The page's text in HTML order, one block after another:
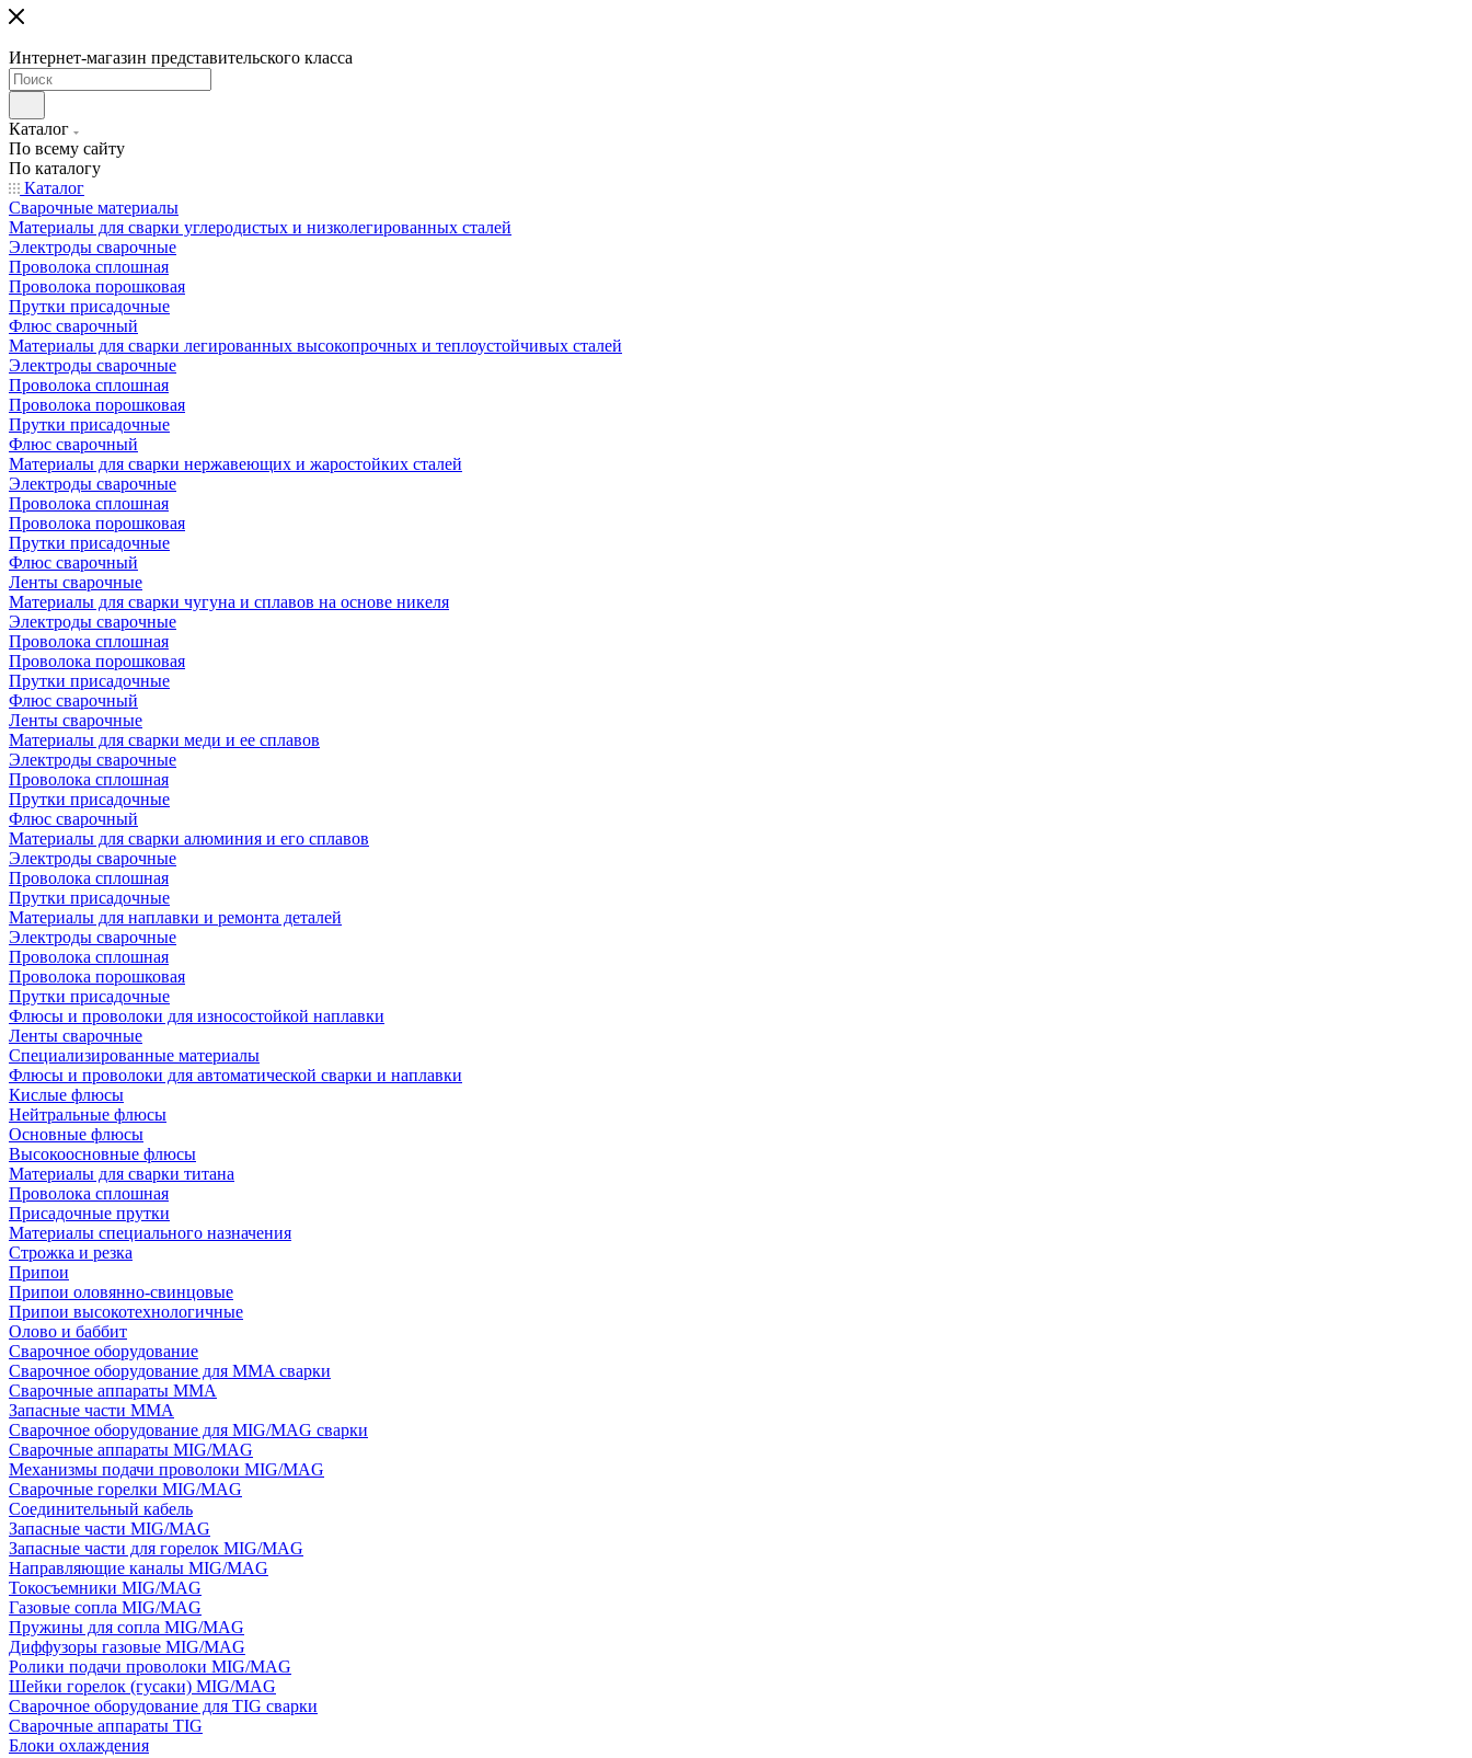
Интернет-магазин представительского класса
Каталог
По всему сайту
По каталогу
Каталог
Сварочные материалы
Материалы для сварки углеродистых и низколегированных сталей
Электроды сварочные
Проволока сплошная
Проволока порошковая
Прутки присадочные
Флюс сварочный
Материалы для сварки легированных высокопрочных и теплоустойчивых сталей
Электроды сварочные
Проволока сплошная
Проволока порошковая
Прутки присадочные
Флюс сварочный
Материалы для сварки нержавеющих и жаростойких сталей
Электроды сварочные
Проволока сплошная
Проволока порошковая
Прутки присадочные
Флюс сварочный
Ленты сварочные
Материалы для сварки чугуна и сплавов на основе никеля
Электроды сварочные
Проволока сплошная
Проволока порошковая
Прутки присадочные
Флюс сварочный
Ленты сварочные
Материалы для сварки меди и ее сплавов
Электроды сварочные
Проволока сплошная
Прутки присадочные
Флюс сварочный
Материалы для сварки алюминия и его сплавов
Электроды сварочные
Проволока сплошная
Прутки присадочные
Материалы для наплавки и ремонта деталей
Электроды сварочные
Проволока сплошная
Проволока порошковая
Прутки присадочные
Флюсы и проволоки для износостойкой наплавки
Ленты сварочные
Специализированные материалы
Флюсы и проволоки для автоматической сварки и наплавки
Кислые флюсы
Нейтральные флюсы
Основные флюсы
Высокоосновные флюсы
Материалы для сварки титана
Проволока сплошная
Присадочные прутки
Материалы специального назначения
Строжка и резка
Припои
Припои оловянно-свинцовые
Припои высокотехнологичные
Олово и баббит
Сварочное оборудование
Сварочное оборудование для MMA сварки
Сварочные аппараты MMA
Запасные части MMA
Сварочное оборудование для MIG/MAG сварки
Сварочные аппараты MIG/MAG
Механизмы подачи проволоки MIG/MAG
Сварочные горелки MIG/MAG
Соединительный кабель
Запасные части MIG/MAG
Запасные части для горелок MIG/MAG
Направляющие каналы MIG/MAG
Токосъемники MIG/MAG
Газовые сопла MIG/MAG
Пружины для сопла MIG/MAG
Диффузоры газовые MIG/MAG
Ролики подачи проволоки MIG/MAG
Шейки горелок (гусаки) MIG/MAG
Сварочное оборудование для TIG сварки
Сварочные аппараты TIG
Блоки охлаждения